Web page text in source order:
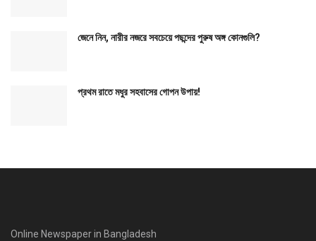
জেনে নিন, নারীর নজরে সবচেয়ে পছন্দের পুরুষ অঙ্গ কোনগুলি?
প্রথম রাতে মধুর সহবাসের গোপন উপায়!
Online Newspaper in Bangladesh